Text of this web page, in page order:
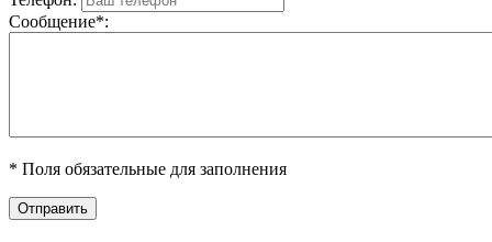
Cообщениe*:
* Поля обязательные для заполнения